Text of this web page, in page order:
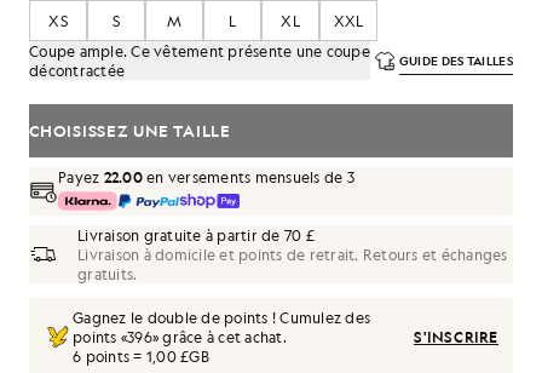
XS
S M L XL
XXL
Coupe ample. Ce vêtement présente une coupe
décontractée
GUIDE DES TAILLES
CHOISISSEZ UNE TAILLE
Payez 22.00en versements mensuels de 3
Livraison gratuite à partir de 70 £
Livraison à domicile et points de retrait. Retours et échanges
gratuits.
Gagnez le double de points ! Cumulez des
points «396» grâce à cet achat.
6 points = 1,00 £GB
S'INSCRIRE